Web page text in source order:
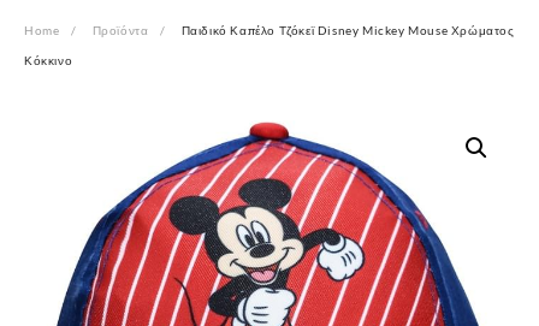
Home Προϊόντα Παιδικό Καπέλο Τζόκεϊ Disney Mickey Mouse Χρώματος
Κόκκινο